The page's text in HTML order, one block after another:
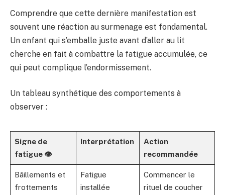
Comprendre que cette dernière manifestation est
souvent une réaction au surmenage est fondamental.
Un enfant qui s’emballe juste avant d’aller au lit
cherche en fait à combattre la fatigue accumulée, ce
qui peut complique l’endormissement.
Un tableau synthétique des comportements à
observer :
Signe de
fatigue 👁️
Interprétation
Action
recommandée
Bâillements et
frottements
Fatigue
installée
Commencer le
rituel de coucher